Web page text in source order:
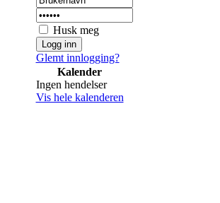
Husk meg
Glemt innlogging?
Kalender
Ingen hendelser
Vis hele kalenderen